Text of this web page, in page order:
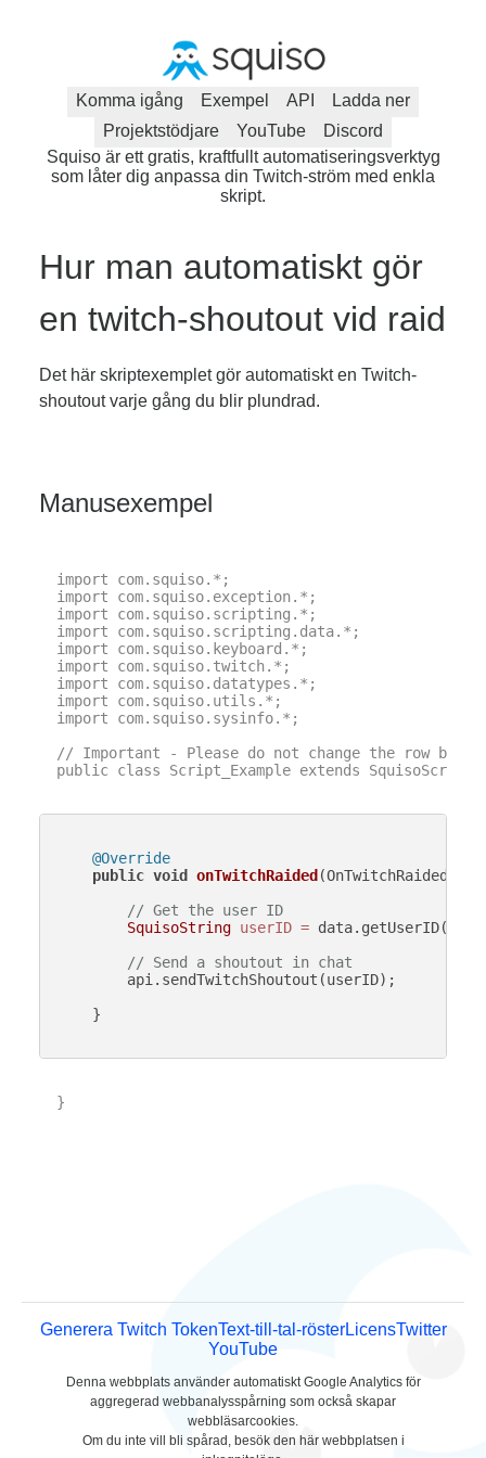
Komma igång Exempel API
Ladda ner
Projektstödjare
YouTube
Discord
Squiso är ett gratis, kraftfullt automatiseringsverktyg
som låter dig anpassa din Twitch-ström med enkla
skript.
Hur man automatiskt gör
en twitch-shoutout vid raid
Det här skriptexemplet gör automatiskt en Twitch-
shoutout varje gång du blir plundrad.
Manusexempel
import com.squiso.*;
import com.squiso.exception.*;
import com.squiso.scripting.*;
import com.squiso.scripting.data.*;
import com.squiso.keyboard.*;
import com.squiso.twitch.*;
import com.squiso.datatypes.*;
import com.squiso.utils.*;
import com.squiso.sysinfo.*;
// Important - Please do not change the row
public class Script_Example extends SquisoScript
@Override
public void onTwitchRaided
// Get the user ID
SquisoString userID = data.getUserID();
// Send a shoutout in chat
        api.sendTwitchShoutout(userID);
    }
}
Generera Twitch TokenText-till-tal-rösterLicensTwitter
YouTube
Denna webbplats använder automatiskt Google Analytics för
aggregerad webbanalysspårning som också skapar
webbläsarcookies.
Om du inte vill bli spårad, besök den här webbplatsen i